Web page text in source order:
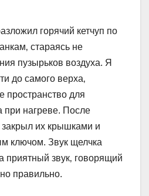
горячий кетчуп по
стараясь не
пузырьков воздуха. Я
до самого верха‚
пространство для
при нагреве. После
их крышками и
ключом. Звук щелчка
приятный звук‚ говорящий
правильно.